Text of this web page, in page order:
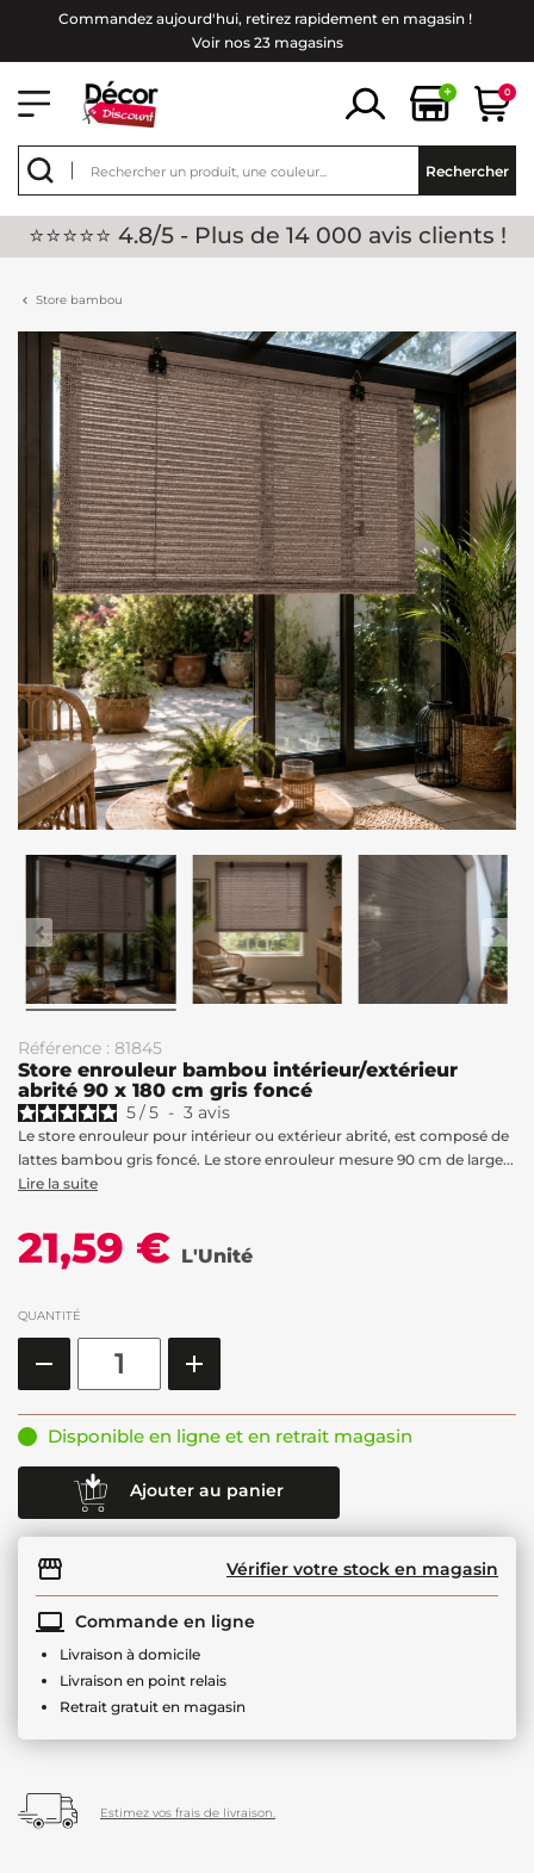
Commandez aujourd'hui, retirez rapidement en magasin !
Voir nos 23 magasins
+ 0
Rechercher
⭐⭐⭐⭐⭐ 4.8/5 - Plus de 14 000 avis clients !
Store bambou
Référence : 81845
Store enrouleur bambou intérieur/extérieur
abrité 90 x 180 cm gris foncé
5/5 - 3 avis
Le store enrouleur pour intérieur ou extérieur abrité, est composé de
lattes bambou gris foncé. Le store enrouleur mesure 90 cm de large...
Lire la suite
21,59 € L'Unité
QUANTITÉ
Disponible en ligne et en retrait magasin
Ajouter au panier
Vérifier votre stock en magasin
Commande en ligne
Livraison à domicile
Livraison en point relais
Retrait gratuit en magasin
Estimez vos frais de livraison.